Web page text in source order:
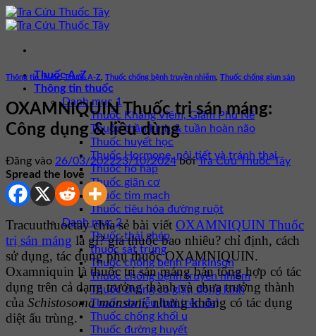
Bỏ
qua
dung
Thuốc A-Z
Thông tin thuốc
Danh mục 1
Thuốc Kháng Viêm, Giảm Phù Nề
Thuốc thần kinh & tuần hoàn não
Thuốc huyết học
Thuốc Hormone, nội tiết và tránh thai
Thuốc hô hấp
Thuốc giãn cơ
Thuốc tim mạch
Thuốc tiêu hóa đường ruột
Danh mục 2
Thuốc thải ghép
thuốc sát trùng
Thuốc chống bệnh Parkinson
Thuốc chống bệnh truyền nhiễm
Thuốc chống co giật, động kinh
Thuốc da liễu (bôi trên da)
Thuốc chống khối u
Thuốc đường huyết
Thông tin thuốc,Thuốc A-Z Thuốc chống bệnh truyền nhiễm Thuốc chống giun sán
OXAMNIQUIN Thuốc trị sán máng:
Công dụng & liều dùng
Đăng vào 26/03/202223/10/2024 bởiTra Cứu Thuốc Tây
Spread the love
Tracuuthuoctay chia sẻ bài viết OXAMNIQUIN Thuốc
trị sán máng là gì? giá thuốc bao nhiêu? chỉ định, cách
sử dụng, tác dụng phụ thuốc OXAMNIQUIN.
Oxamniquin là thuốc trị sán máng bán tổng hợp có tác
dụng trên cả dạng trưởng thành và chưa trưởng thành
của Schistosoma mansoni,nhưng không có tác dụng
diệt ấu trùng.